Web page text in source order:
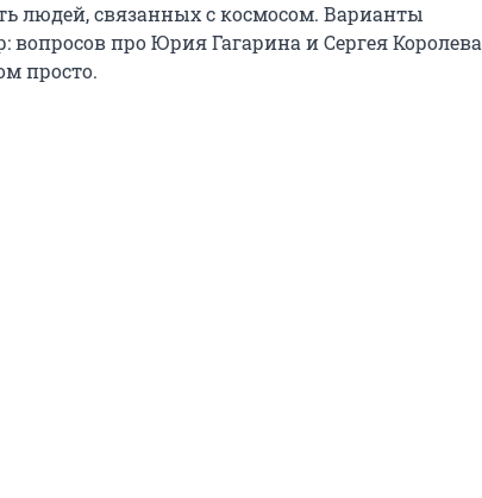
людей, связанных с космосом. Варианты
вопросов про Юрия Гагарина и Сергея Королева
просто.